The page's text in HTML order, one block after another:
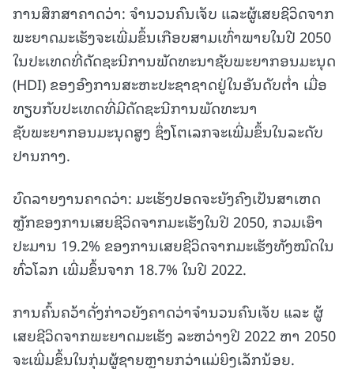
ການສຶກສາຄາດວ່າ: ຈໍານວນຄົນເຈັບ ແລະຜູ້ເສຍຊີວິດຈາກ
ພະຍາດມະເຮັງຈະເພີ່ມຂຶ້ນເກືອບສາມເທົ່າພາຍໃນປີ 2050
ໃນປະເທດທີ່ດັດຊະນີການພັດທະນາຊັບພະຍາກອນມະນຸດ
(HDI) ຂອງອົງການສະຫະປະຊາຊາດຢູ່ໃນອັນດັບຕໍ່າ ເມື່ອ
ທຽບກັບປະເທດທີ່ມີດັດຊະນີການພັດທະນາ
ຊັບພະຍາກອນມະນຸດສູງ ຊຶ່ງໂຕເລກຈະເພີ່ມຂຶ້ນໃນລະດັບ
ປານກາງ.
ບົດລາຍງານຄາດວ່າ: ມະເຮັງປອດຈະຍັງຄົງເປັນສາເຫດ
ຫຼັກຂອງການເສຍຊີວິດຈາກມະເຮັງໃນປີ 2050, ກວມເອົາ
ປະມານ 19.2% ຂອງການເສຍຊີວິດຈາກມະເຮັງທັງໝົດໃນ
ທົ່ວໂລກ ເພີ່ມຂຶ້ນຈາກ 18.7% ໃນປີ 2022.
ການຄົ້ນຄວ້າດັ່ງກ່າວຍັງຄາດວ່າຈຳນວນຄົນເຈັບ ແລະ ຜູ້
ເສຍຊີວິດຈາກພະຍາດມະເຮັງ ລະຫວ່າງປີ 2022 ຫາ 2050
ຈະເພີ່ມຂຶ້ນໃນກຸ່ມຜູ້ຊາຍຫຼາຍກວ່າແມ່ຍິງເລັກນ້ອຍ.